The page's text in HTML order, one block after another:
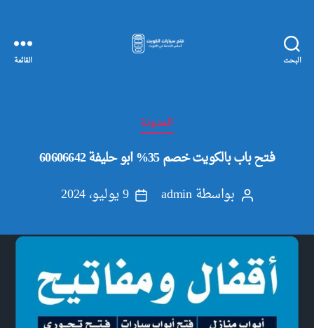
البحث
الكويت
القائمة
التصنيفاتالمدونة
فتح باب بالكويت خصم 35% ابو حليفة 60606642
كاتببواسطةadmin
تاريخ
9 يوليو، 2024